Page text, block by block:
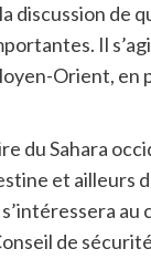
discussion de
Il
Orient, en
du Sahara
et ailleurs
au
de